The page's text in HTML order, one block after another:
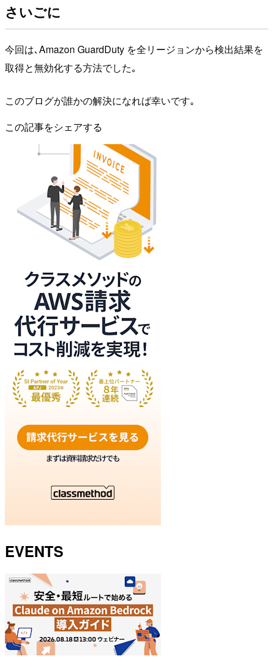
さいごに
今回は､Amazon GuardDuty を全リージョンから検出結果を
取得と無効化する方法でした｡
このブログが誰かの解決になれば幸いです｡
この記事をシェアする
EVENTS